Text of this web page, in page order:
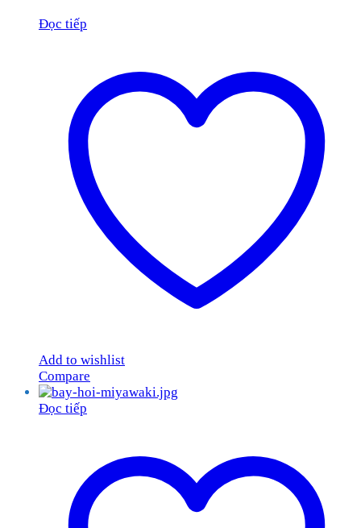
Đọc tiếp
Add to wishlist
Compare
Đọc tiếp